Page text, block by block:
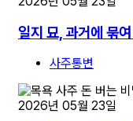
일지 묘, 과거에 묶
사주통변
2026년 05월 23일